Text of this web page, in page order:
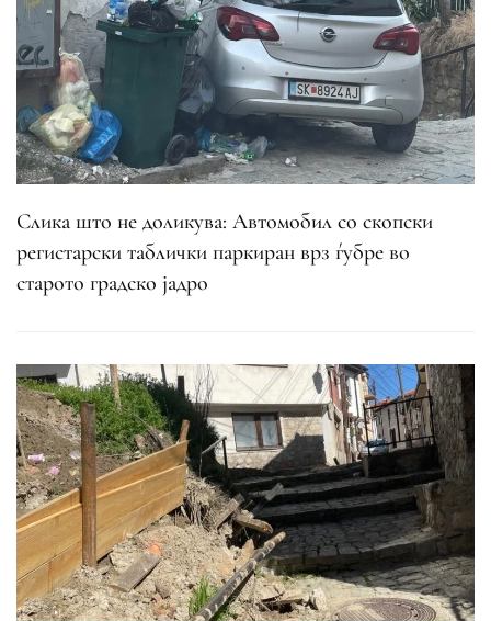
Слика што не доликува: Автомобил со скопски
регистарски таблички паркиран врз ѓубре во
старото градско јадро